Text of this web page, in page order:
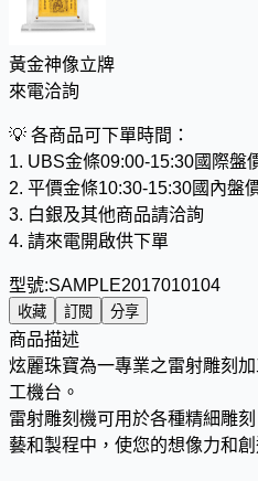
黃金神像立牌
來電洽詢
💡 各商品可下單時間：
1. UBS金條09:00-15:30國際盤
2. 平價金條10:30-15:30國內盤
3. 白銀及其他商品請洽詢
4. 請來電開啟供下單
型號:SAMPLE2017010104
收藏 訂閱 分享
商品描述
炫麗珠寶為一專業之雷射雕刻
工機台。
雷射雕刻機可用於各種精細雕
藝和製程中，使您的想像力和